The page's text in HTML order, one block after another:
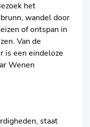
het
wandel door
of ontspan in
Van de
is een eindeloze
Wenen
staat